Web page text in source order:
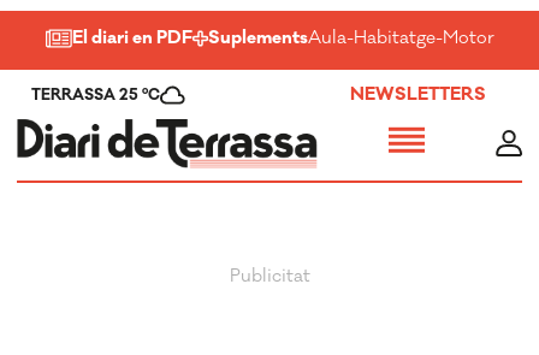
El diari en PDF SuplementsAula-Habitatge-Motor-
TERRASSA 25 ºC NEWSLETTERS